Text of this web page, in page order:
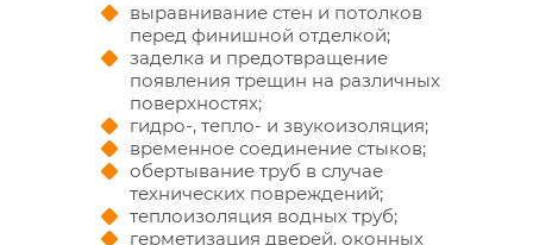
выравнивание стен и потолков
перед финишной отделкой;
заделка и предотвращение
появления трещин на различных
поверхностях;
гидро-, тепло- и звукоизоляция;
временное соединение стыков;
обертывание труб в случае
технических повреждений;
теплоизоляция водных труб;
герметизация дверей, оконных